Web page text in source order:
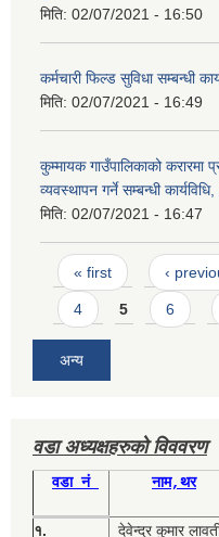
मिति: 02/07/2021 - 16:50
कर्मचारी फिल्ड सुविधा सम्बन्धी
मिति: 02/07/2021 - 16:49
कुम्मायक गाउँपालिकाको करारमा
व्यवस्थापन गर्ने सम्बन्धी
मिति: 02/07/2021 - 16:47
Pages
« first ‹
4 5 6
अन्य
वडा अध्यक्षहरुको विववरण
वडा नं नाम,थर
१. देवेन्द्र कुमार